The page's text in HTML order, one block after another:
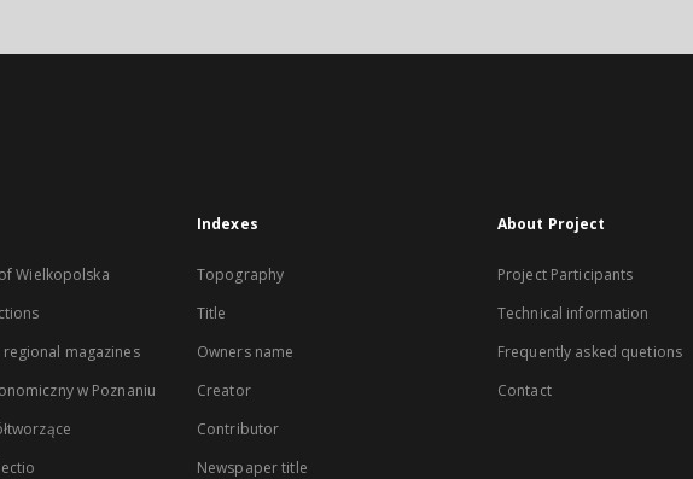
Wielkopolska
magazines
w Poznaniu
Indexes
Topography
Title
Owners name
Creator
Contributor
Newspaper title
About Project
Project Participants
Technical information
Frequently asked quetions
Contact